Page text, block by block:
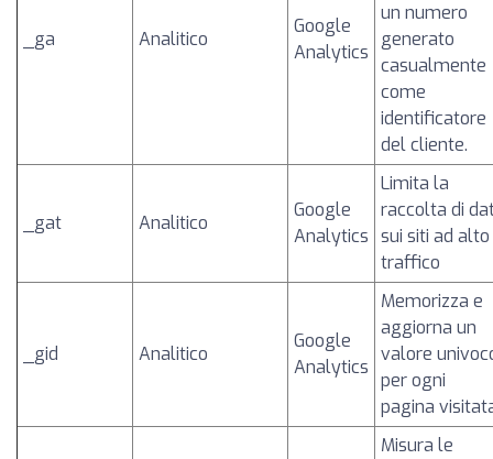
_ga Analitico
Google
Analytics
un numero
generato
casualmente
come
identificatore
del cliente.
_gat Analitico
Google
Analytics
Limita la
raccolta di
sui siti ad alto
traffico
_gid Analitico
Google
Analytics
Memorizza e
aggiorna un
valore
per ogni
pagina
Misura le